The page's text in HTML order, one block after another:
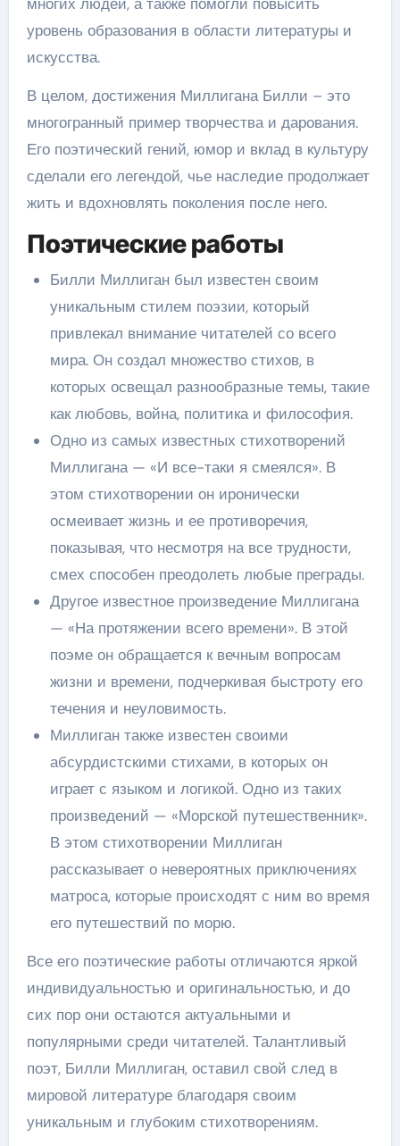
уровень образования в области литературы и
искусства.
В целом, достижения Миллигана Билли – это
многогранный пример творчества и дарования.
Его поэтический гений, юмор и вклад в культуру
сделали его легендой, чье наследие продолжает
жить и вдохновлять поколения после него.
Поэтические работы
Билли Миллиган был известен своим
уникальным стилем поэзии, который
привлекал внимание читателей со всего
мира. Он создал множество стихов, в
которых освещал разнообразные темы, такие
как любовь, война, политика и философия.
Одно из самых известных стихотворений
Миллигана — «И все-таки я смеялся». В
этом стихотворении он иронически
осмеивает жизнь и ее противоречия,
показывая, что несмотря на все трудности,
смех способен преодолеть любые преграды.
Другое известное произведение Миллигана
— «На протяжении всего времени». В этой
поэме он обращается к вечным вопросам
жизни и времени, подчеркивая быстроту его
течения и неуловимость.
Миллиган также известен своими
абсурдистскими стихами, в которых он
играет с языком и логикой. Одно из таких
произведений — «Морской путешественник».
В этом стихотворении Миллиган
рассказывает о невероятных приключениях
матроса, которые происходят с ним во время
его путешествий по морю.
Все его поэтические работы отличаются яркой
индивидуальностью и оригинальностью, и до
сих пор они остаются актуальными и
популярными среди читателей. Талантливый
поэт, Билли Миллиган, оставил свой след в
мировой литературе благодаря своим
уникальным и глубоким стихотворениям.